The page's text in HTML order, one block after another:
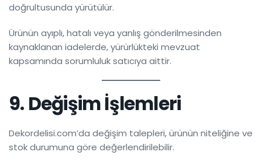
doğrultusunda yürütülür.
Ürünün ayıplı, hatalı veya yanlış gönderilmesinden
kaynaklanan iadelerde, yürürlükteki mevzuat
kapsamında sorumluluk satıcıya aittir.
9. Değişim İşlemleri
Dekordelisi.com’da değişim talepleri, ürünün niteliğine ve
stok durumuna göre değerlendirilebilir.